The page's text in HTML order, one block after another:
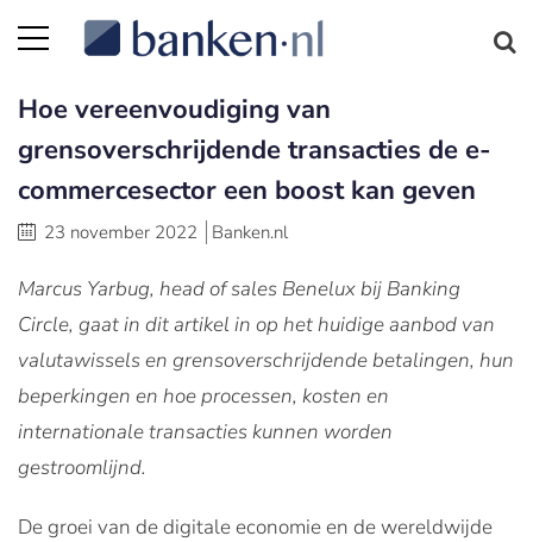
Hoe vereenvoudiging van
grensoverschrijdende transacties de e-
commercesector een boost kan geven
23 november 2022 Banken.nl
Marcus Yarbug, head of sales Benelux bij Banking
Circle, gaat in dit artikel in op het huidige aanbod van
valutawissels en grensoverschrijdende betalingen, hun
beperkingen en hoe processen, kosten en
internationale transacties kunnen worden
gestroomlijnd.
De groei van de digitale economie en de wereldwijde